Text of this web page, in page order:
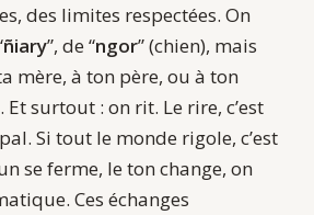
des limites respectées. On
ñiary”, de “ngor” (chien), mais
mère, à ton père, ou à ton
surtout : on rit. Le rire, c’est
Si tout le monde rigole, c’est
se ferme, le ton change, on
Ces échanges